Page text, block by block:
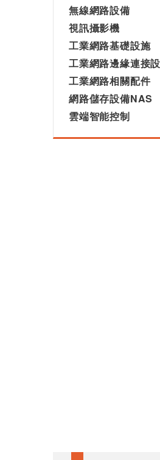
無線網路設備
視訊攝影機
工業網路基礎設施
工業網路邊緣連接
工業網路相關配件
網路儲存設備NAS
雲端智能控制